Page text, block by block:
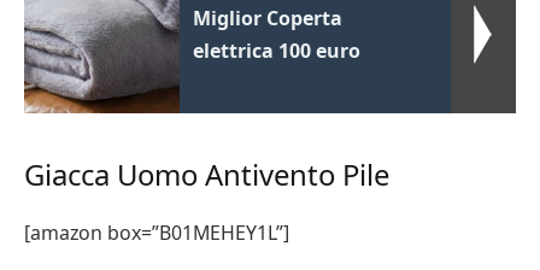
Miglior Coperta
elettrica 100 euro
Giacca Uomo Antivento Pile
[amazon box=”B01MEHEY1L”]